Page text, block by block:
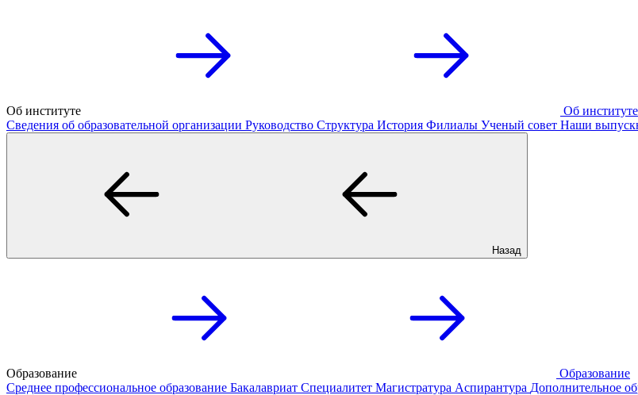
Об институте
Об институте
Сведения об образовательной организации Руководство Структура История Филиалы Ученый совет Наши
Назад
Образование
Образование
Среднее профессиональное образование Бакалавриат Специалитет Магистратура Аспирантура Дополнительное